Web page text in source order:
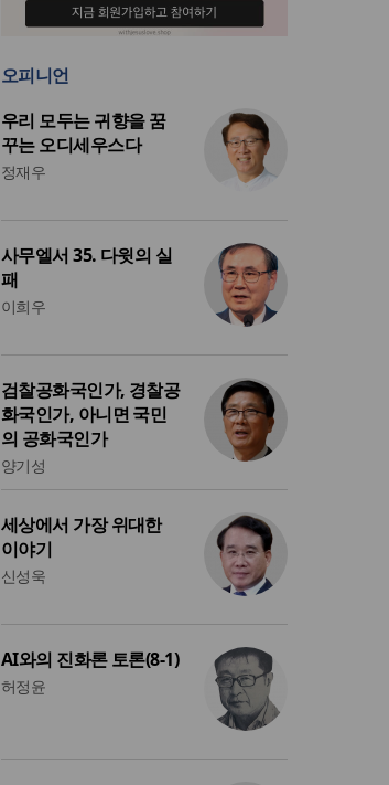
오피니언
우리 모두는 귀향을 꿈
꾸는 오디세우스다
정재우
사무엘서 35. 다윗의 실
패
이희우
검찰공화국인가, 경찰공
화국인가, 아니면 국민
의 공화국인가
양기성
세상에서 가장 위대한
이야기
신성욱
AI와의 진화론 토론(8-1)
허정윤